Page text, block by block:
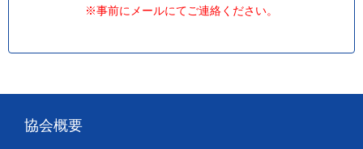
※事前にメールにてご連絡ください。
協会概要